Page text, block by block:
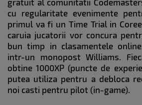
gratuit al comunitatii
cu regularitate evenimente
primul va fi un Time Trial in
caruia jucatorii vor concura
bun timp in clasamentele
intr-un monopost Williams.
obtine 1000XP (puncte de
putea utiliza pentru a debloca
noi casti pentru pilot (in-game).